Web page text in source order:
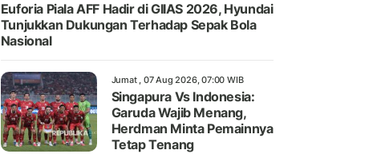
Euforia Piala AFF Hadir di GIIAS 2026, Hyundai
Tunjukkan Dukungan Terhadap Sepak Bola
Nasional
Jumat , 07 Aug 2026, 07:00 WIB
Singapura Vs Indonesia:
Garuda Wajib Menang,
Herdman Minta Pemainnya
Tetap Tenang